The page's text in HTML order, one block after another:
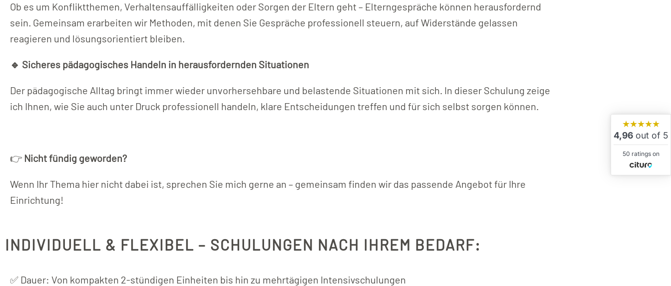
Ob es um Konfliktthemen, Verhaltensauffälligkeiten oder Sorgen der Eltern geht – Elterngespräche können herausfordernd
sein. Gemeinsam erarbeiten wir Methoden, mit denen Sie Gespräche professionell steuern, auf Widerstände gelassen
reagieren und lösungsorientiert bleiben.
🔹 Sicheres pädagogisches Handeln in herausfordernden Situationen
Der pädagogische Alltag bringt immer wieder unvorhersehbare und belastende Situationen mit sich. In dieser Schulung zeige
ich Ihnen, wie Sie auch unter Druck professionell handeln, klare Entscheidungen treffen und für sich selbst sorgen können.
👉 Nicht fündig geworden?
Wenn Ihr Thema hier nicht dabei ist, sprechen Sie mich gerne an – gemeinsam finden wir das passende Angebot für Ihre
Einrichtung!
INDIVIDUELL & FLEXIBEL – SCHULUNGEN NACH IHREM BEDARF:
✅ Dauer: Von kompakten 2-stündigen Einheiten bis hin zu mehrtägigen Intensivschulungen
★★★★★
4,96 out of 5
50 ratings on